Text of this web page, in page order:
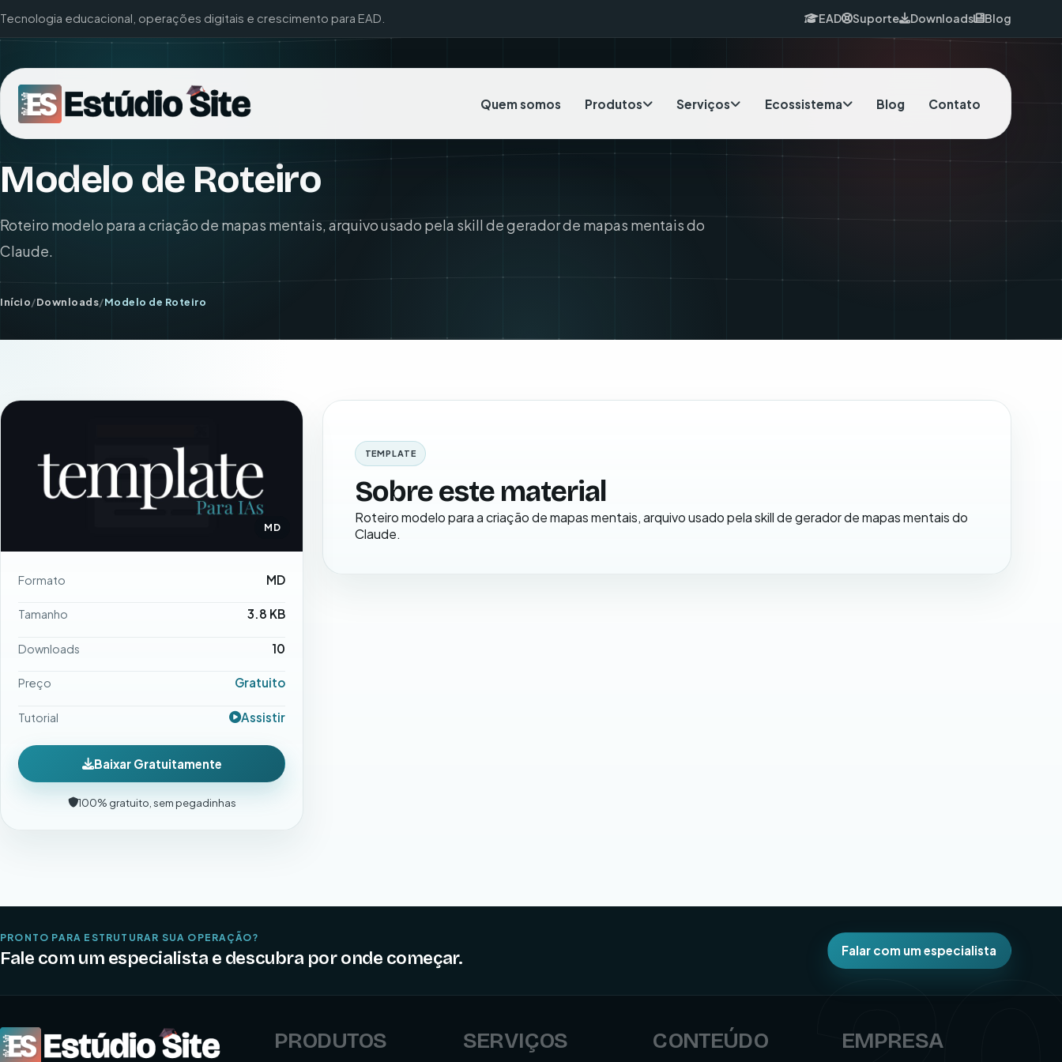
Tecnologia educacional, operações digitais e crescimento para EAD. EAD Suporte Downloads Blog
Quem somos Produtos Serviços Ecossistema Blog Contato
Modelo de Roteiro
Roteiro modelo para a criação de mapas mentais, arquivo usado pela skill de gerador de mapas mentais do
Claude.
Início/Downloads/Modelo de Roteiro
TEMPLATE
Sobre este material
Roteiro modelo para a criação de mapas mentais, arquivo usado pela skill de gerador de mapas mentais do
Claude.
MD
Formato MD
Tamanho 3.8 KB
Downloads 10
Preço Gratuito
Tutorial Assistir
Baixar Gratuitamente
100% gratuito, sem pegadinhas
PRONTO PARA ESTRUTURAR SUA OPERAÇÃO?
Fale com um especialista e descubra por onde começar. Falar com um especialista
PRODUTOS SERVIÇOS CONTEÚDO EMPRESA